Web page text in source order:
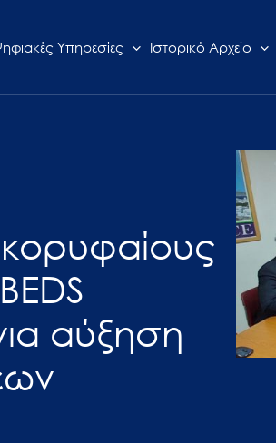
Υπηρεσίες Ιστορικό Αρχείο
αύξηση